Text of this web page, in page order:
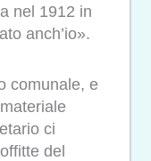
nel 1912 in
anch’io».
comunale, e
ci
del